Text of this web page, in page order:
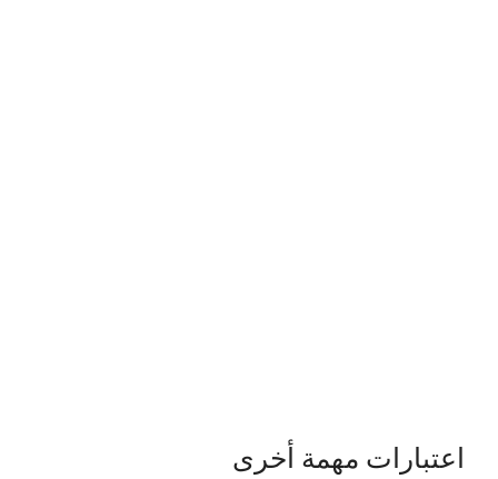
اعتبارات مهمة أخرى